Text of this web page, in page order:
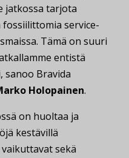
jatkossa tarjota
service-
Tämä on suuri
entistä
sanoo Bravida
Holopainen.
on huoltaa ja
kestävillä
sekä